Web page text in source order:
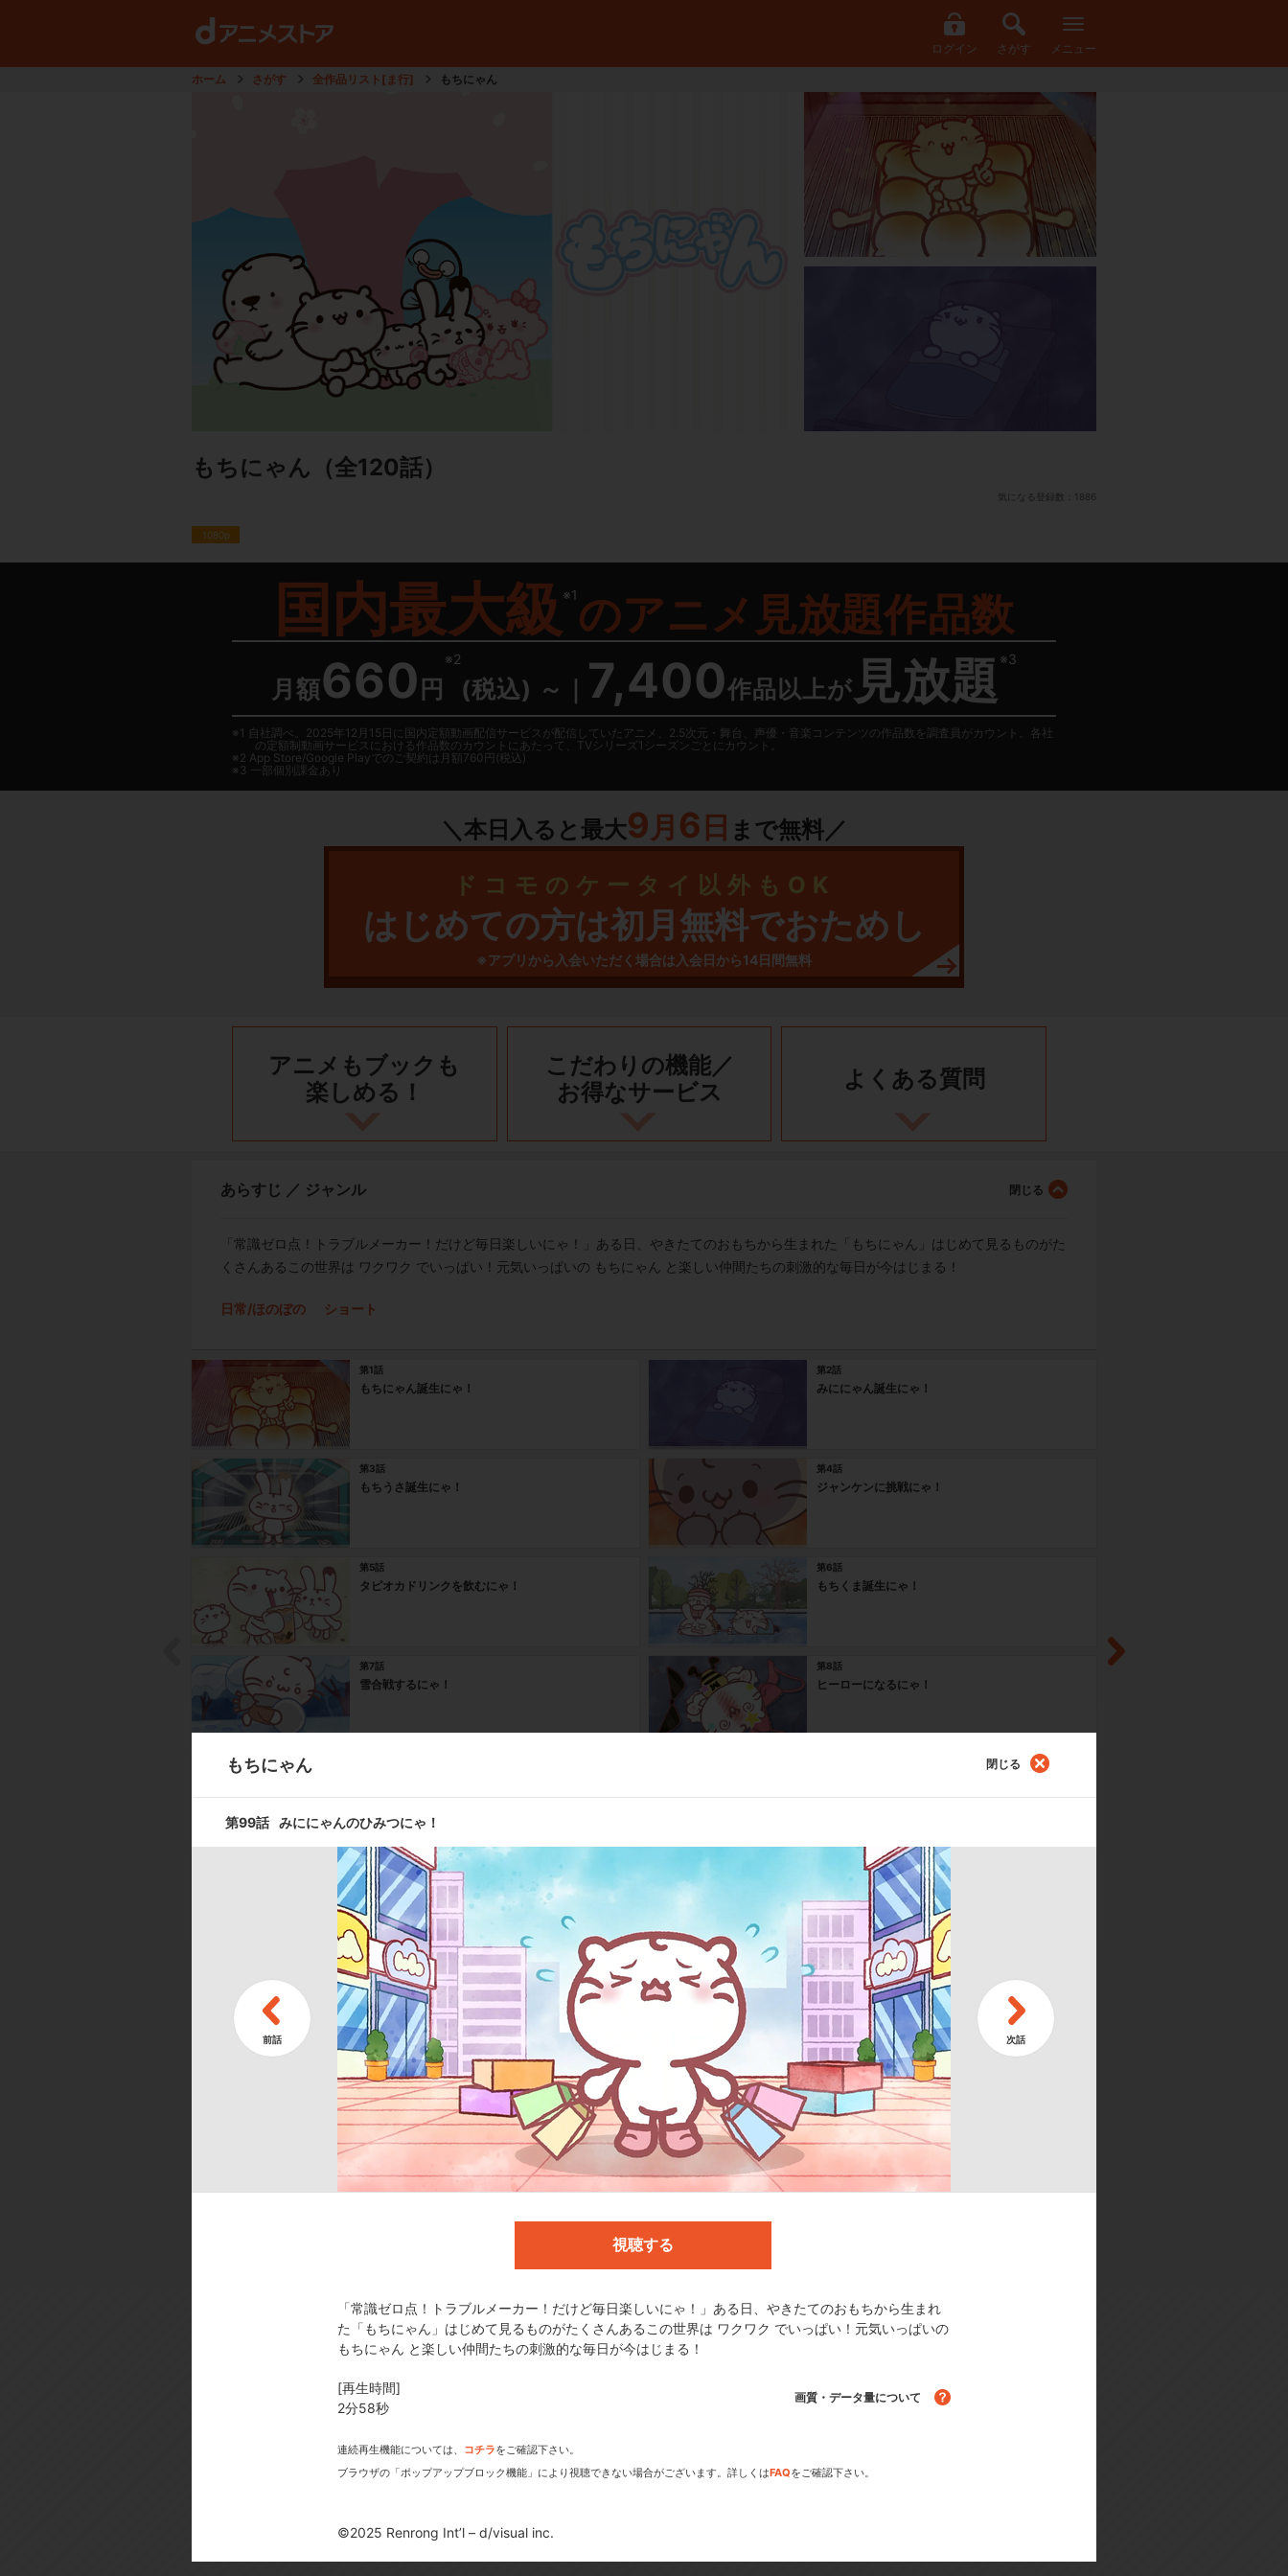
ログイン さがす メニュー
ホーム さがす 全作品リスト[ま行] もちにゃん
もちにゃん （全120話）
気になる登録数： 1886
1080p
国内最大級 ※1 のアニメ見放題作品数
月額660 円
※2
(税込) ～ 7,400作品以上が 見放題 ※3
1 自社調べ。2025年12月15日に国内定額動画配信サービスが配信していたアニメ、2.5次元・舞台、声優・音楽コンテンツの作品数を調査員がカウント。各社
の定額制動画サービスにおける作品数のカウントにあたって、TVシリーズ1シーズンごとにカウント。
2 App Store/Google Playでのご契約は月額760円(税込)
3 一部個別課金あり
＼本日入ると最大9月 6 日 まで無料／
ドコモのケータイ以外もOK
はじめての方は初月無料でおためし
※アプリから入会いただく場合は入会日から14日間無料
アニメもブックも
楽しめる！
こだわりの機能／
お得なサービス
よくある質問
あらすじ ／ ジャンル
「常識ゼロ点！トラブルメーカー！だけど毎日楽しいにゃ！」ある日、やきたてのおもちから生まれた「もちにゃん」はじめて見るものがた
くさんあるこの世界は ワクワク でいっぱい！元気いっぱいの もちにゃん と楽しい仲間たちの刺激的な毎日が今はじまる！
日常/ほのぼの ショート
第1話
もちにゃん誕生にゃ！
第2話
みににゃん誕生にゃ！
第3話
もちうさ誕生にゃ！
第4話
ジャンケンに挑戦にゃ！
第5話
タピオカドリンクを飲むにゃ！
第6話
もちくま誕生にゃ！
第7話
雪合戦するにゃ！
第8話
ヒーローになるにゃ！
第11話
バレエを見に行くにゃ！ バレリーナになるにゃ！
キャスト ／ スタッフ
[キャスト]
出演:吉田聖子／本多諒太
脚本・コンテ・監督:コルピ・フェデリコ（d/visual tokyo）／プロデューサー:石博文（d/visual asia）／アニメーション制作:d/visual bangk
ok／音響スタジオ:STUDIO BENGUAR
今期アニメがいち早く見られる！
もちにゃん 閉じる
第99話 みににゃんのひみつにゃ！
視聴する
「常識ゼロ点！トラブルメーカー！だけど毎日楽しいにゃ！」ある日、やきたてのおもちから生まれ
た「もちにゃん」はじめて見るものがたくさんあるこの世界は ワクワク でいっぱい！元気いっぱいの
もちにゃん と楽しい仲間たちの刺激的な毎日が今はじまる！
[再生時間]
2分58秒
画質・データ量について
連続再生機能については、 コチラをご確認下さい。
ブラウザの「ポップアップブロック機能」により視聴できない場合がございます。詳しくはFAQをご確認下さい。
©2025 Renrong Int’l – d/visual inc.